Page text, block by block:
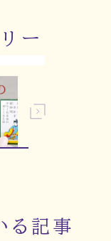
ー
る記事